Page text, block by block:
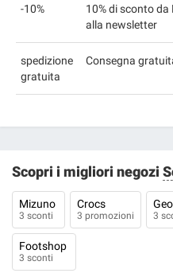
-10%
10% di sconto
alla newsletter
spedizione
gratuita
Consegna
Scopri i migliori negozi
Mizuno
3 sconti
Crocs
3 promozioni 3
Footshop
3 sconti